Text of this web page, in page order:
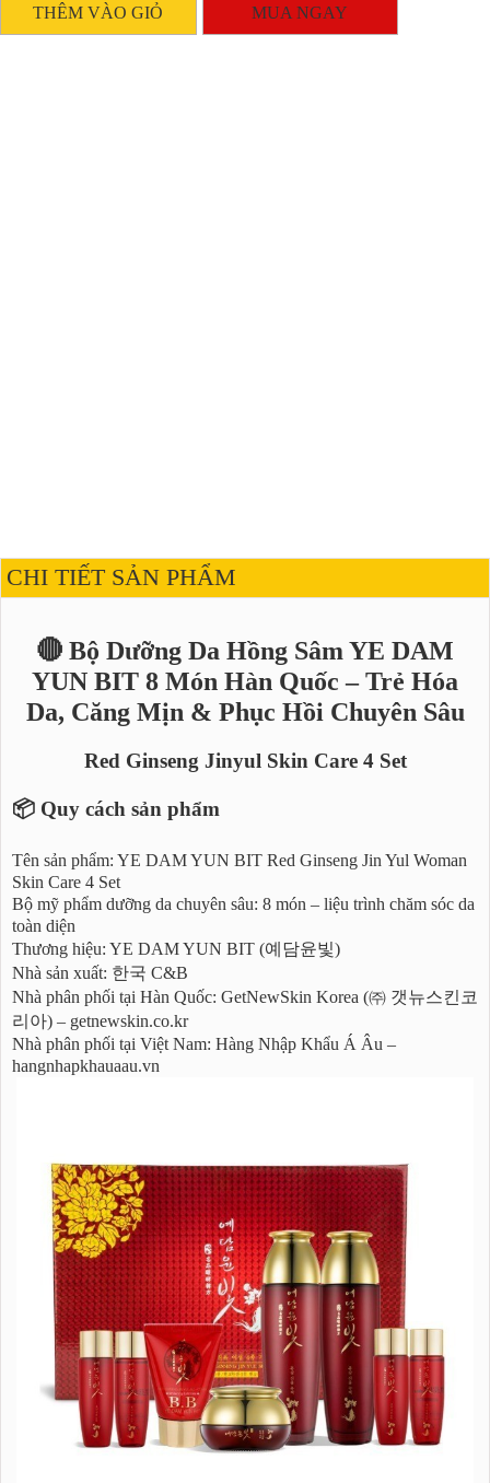
THÊM VÀO GIỎ MUA NGAY
CHI TIẾT SẢN PHẨM
🔴 Bộ Dưỡng Da Hồng Sâm YE DAM
YUN BIT 8 Món Hàn Quốc – Trẻ Hóa
Da, Căng Mịn & Phục Hồi Chuyên Sâu
Red Ginseng Jinyul Skin Care 4 Set
📦 Quy cách sản phẩm
Tên sản phẩm: YE DAM YUN BIT Red Ginseng Jin Yul Woman
Skin Care 4 Set
Bộ mỹ phẩm dưỡng da chuyên sâu: 8 món – liệu trình chăm sóc da
toàn diện
Thương hiệu: YE DAM YUN BIT (예담윤빛)
Nhà sản xuất: 한국 C&B
Nhà phân phối tại Hàn Quốc: GetNewSkin Korea (㈜ 갯뉴스킨코
리아) – getnewskin.co.kr
Nhà phân phối tại Việt Nam: Hàng Nhập Khẩu Á Âu –
hangnhapkhauaau.vn